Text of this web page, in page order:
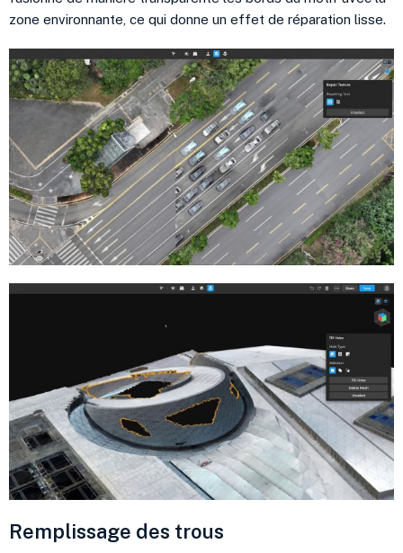
zone environnante, ce qui donne un effet de réparation lisse.
Remplissage des trous